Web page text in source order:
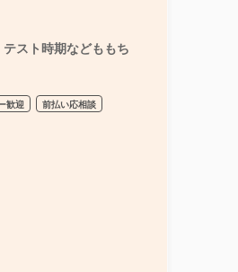
スト時期などももち
歓迎 前払い応相談